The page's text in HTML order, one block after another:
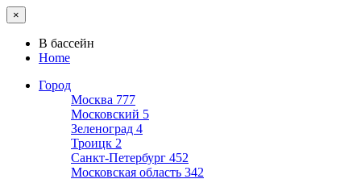
×
В бассейн
Home
Город
Москва 777
Московский 5
Зеленоград 4
Троицк 2
Санкт-Петербург 452
Московская область 342